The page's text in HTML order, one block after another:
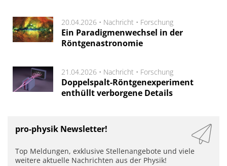
20.04.2026 • Nachricht • Forschung
Ein Paradigmenwechsel in der
Röntgenastronomie
21.04.2026 • Nachricht • Forschung
Doppelspalt-Röntgenexperiment
enthüllt verborgene Details
pro-physik Newsletter!
Top Meldungen, exklusive Stellenangebote und viele
weitere aktuelle Nachrichten aus der Physik!